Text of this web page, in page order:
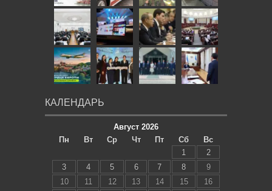
КАЛЕНДАРЬ
Август 2026
Пн
Вт Ср Чт Пт Сб
Вс
1
2
3
4 5 6 7 8
9
10
11 12 13 14 15
16